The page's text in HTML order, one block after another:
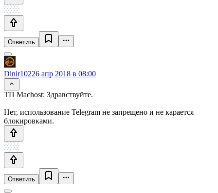
Ответить
Dinir10226 апр 2018 в 08:00
ТП Machost: Здравствуйте.
Нет, использование Telegram не запрещено и не карается
блокировками.
Ответить